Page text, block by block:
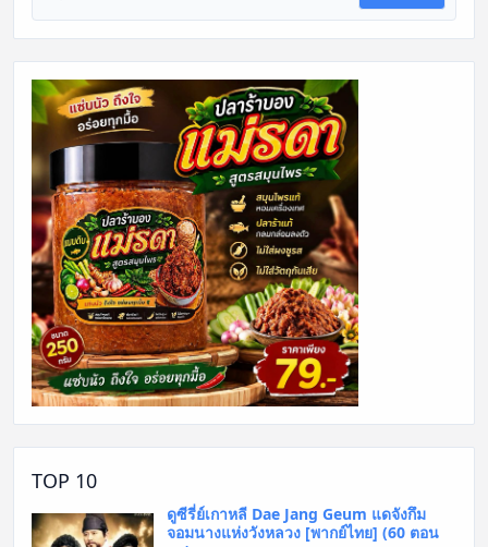
TOP 10
ดูซีรี่ย์เกาหลี Dae Jang Geum แดจังกึม
จอมนางแห่งวังหลวง [พากย์ไทย] (60 ตอน